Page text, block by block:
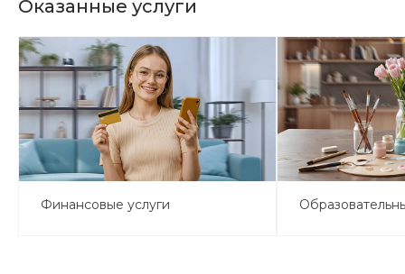
Оказанные услуги
Финансовые услуги